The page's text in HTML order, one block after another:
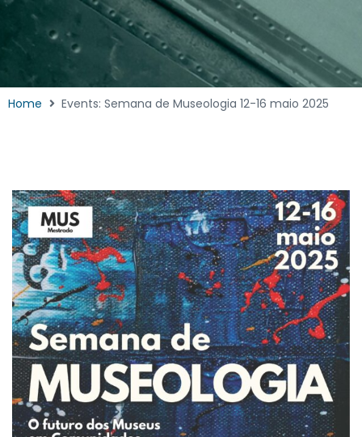
Home Events: Semana de Museologia 12-16 maio 2025